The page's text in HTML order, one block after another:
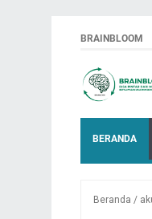
BRAINBLOOM
BERANDA
Beranda /